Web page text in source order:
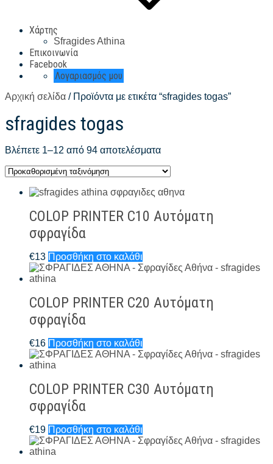
Χάρτης
Sfragides Athina
Επικοινωνία
Facebook
Λογαριασμός μου
Αρχική σελίδα / Προϊόντα με ετικέτα “sfragides togas”
sfragides togas
Βλέπετε 1–12 από 94 αποτελέσματα
COLOP PRINTER C10 Αυτόματη
σφραγίδα
€13 Προσθήκη στο καλάθι
COLOP PRINTER C20 Αυτόματη
σφραγίδα
€16 Προσθήκη στο καλάθι
COLOP PRINTER C30 Αυτόματη
σφραγίδα
€19 Προσθήκη στο καλάθι